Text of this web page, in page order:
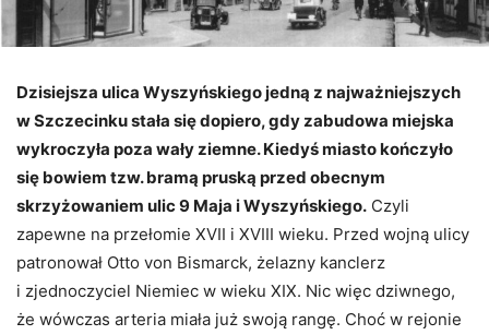
Dzisiejsza ulica Wyszyńskiego jedną z najważniejszych
w Szczecinku stała się dopiero, gdy zabudowa miejska
wykroczyła poza wały ziemne. Kiedyś miasto kończyło
się bowiem tzw. bramą pruską przed obecnym
skrzyżowaniem ulic 9 Maja i Wyszyńskiego. Czyli
zapewne na przełomie XVII i XVIII wieku. Przed wojną ulicy
patronował Otto von Bismarck, żelazny kanclerz
i zjednoczyciel Niemiec w wieku XIX. Nic więc dziwnego,
że wówczas arteria miała już swoją rangę. Choć w rejonie